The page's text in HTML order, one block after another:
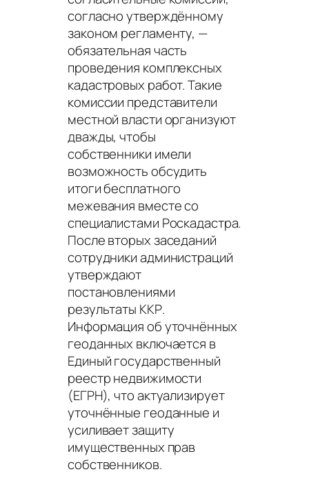
согласно утверждённому
законом регламенту, —
обязательная часть
проведения комплексных
кадастровых работ. Такие
комиссии представители
местной власти организуют
дважды, чтобы
собственники имели
возможность обсудить
итоги бесплатного
межевания вместе со
специалистами Роскадастра.
После вторых заседаний
сотрудники администраций
утверждают
постановлениями
результаты ККР.
Информация об уточнённых
геоданных включается в
Единый государственный
реестр недвижимости
(ЕГРН), что актуализирует
уточнённые геоданные и
усиливает защиту
имущественных прав
собственников.